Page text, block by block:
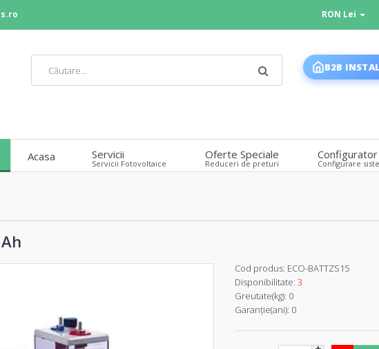
RON Lei
B2B
Acasa Servicii
Servicii Fotovoltaice
Oferte Speciale
Reduceri de preturi
Configurator
Configurare
Cod produs: ECO-BATTZS15
Disponibilitate: 3
Greutate(kg): 0
Garanţie(ani): 0